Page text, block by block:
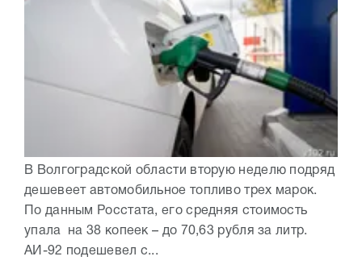
В Волгоградской области вторую неделю подряд
дешевеет автомобильное топливо трех марок.
По данным Росстата, его средняя стоимость
упала на 38 копеек – до 70,63 рубля за литр.
АИ-92 подешевел с...